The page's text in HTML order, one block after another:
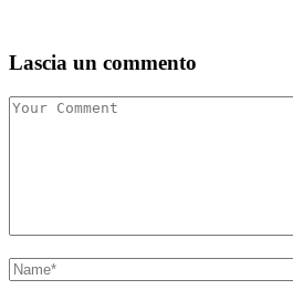
Lascia un commento